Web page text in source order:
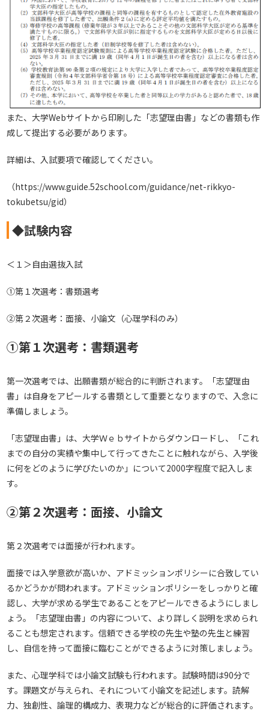
また、大学Webサイトから印刷した「志望理由書」などの書類も作
成して提出する必要があります。
詳細は、入試要項で確認してください。
（https://www.guide.52school.com/guidance/net-rikkyo-
tokubetsu/gid）
◆試験内容
＜１＞自由選抜入試
①第１次選考：書類選考
②第２次選考：面接、小論文（心理学科のみ）
①第１次選考：書類選考
第一次選考では、出願書類が総合的に判断されます。「志望理由
書」は自身をアピールする書類として重要となりますので、入念に
準備しましょう。
「志望理由書」は、大学Ｗｅｂサイトからダウンロードし、「これ
までの自分の実績や集中して行ってきたことに触れながら、入学後
に何をどのように学びたいのか」について2000字程度で記入しま
す。
②第２次選考：面接、小論文
第２次選考では面接が行われます。
面接では入学意欲が高いか、アドミッションポリシーに合致してい
るかどうかが問われます。アドミッションポリシーをしっかりと確
認し、大学が求める学生であることをアピールできるようにしまし
ょう。「志望理由書」の内容について、より詳しく説明を求められ
ることも想定されます。信頼できる学校の先生や塾の先生と練習
し、自信を持って面接に臨むことができるように対策しましょう。
また、心理学科では小論文試験も行われます。試験時間は90分で
す。課題文が与えられ、それについて小論文を記述します。読解
力、独創性、論理的構成力、表現力などが総合的に評価されます。